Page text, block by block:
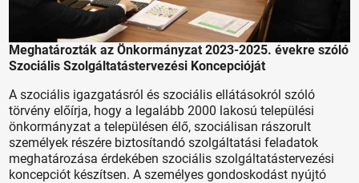
Meghatározták az Önkormányzat 2023-2025. évekre szóló
Szociális Szolgáltatástervezési Koncepcióját
A szociális igazgatásról és szociális ellátásokról szóló
törvény előírja, hogy a legalább 2000 lakosú települési
önkormányzat a településen élő, szociálisan rászorult
személyek részére biztosítandó szolgáltatási feladatok
meghatározása érdekében szociális szolgáltatástervezési
koncepciót készítsen. A személyes gondoskodást nyújtó